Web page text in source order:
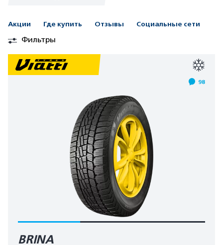
Акции Где купить Отзывы Социальные сети
Фильтры
98
BRINA